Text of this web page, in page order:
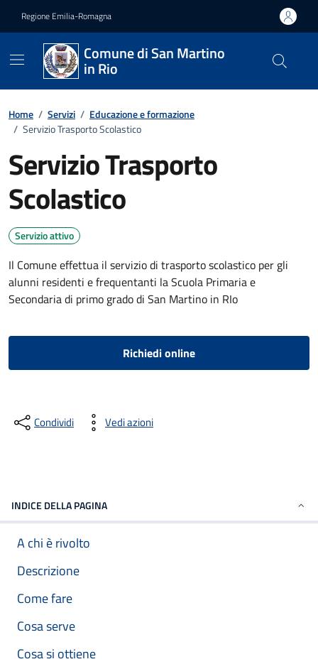
Regione Emilia-Romagna
Comune di San Martino
in Rio
Home / Servizi / Educazione e formazione
/ Servizio Trasporto Scolastico
Servizio Trasporto
Scolastico
Servizio attivo
Il Comune effettua il servizio di trasporto scolastico per gli
alunni residenti e frequentanti la Scuola Primaria e
Secondaria di primo grado di San Martino in RIo
Richiedi online
Condividi Vedi azioni
INDICE DELLA PAGINA
A chi è rivolto
Descrizione
Come fare
Cosa serve
Cosa si ottiene